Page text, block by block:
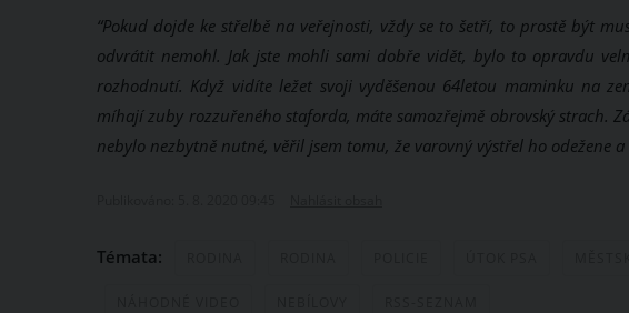
“Pokud dojde ke střelbě na veřejnosti, vždy se to šetří, to prostě být
odvrátit nemohl. Jak jste mohli sami dobře vidět, bylo to opravdu
rozhodnutí. Když vidíte ležet svoji vyděšenou 64letou maminku na
míhají zuby rozzuřeného staforda, máte samozřejmě obrovský strach.
nebylo nezbytně nutné, věřil jsem tomu, že varovný výstřel ho odežene a
Témata: